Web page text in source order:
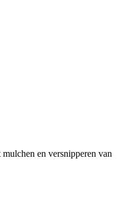
en versnipperen van